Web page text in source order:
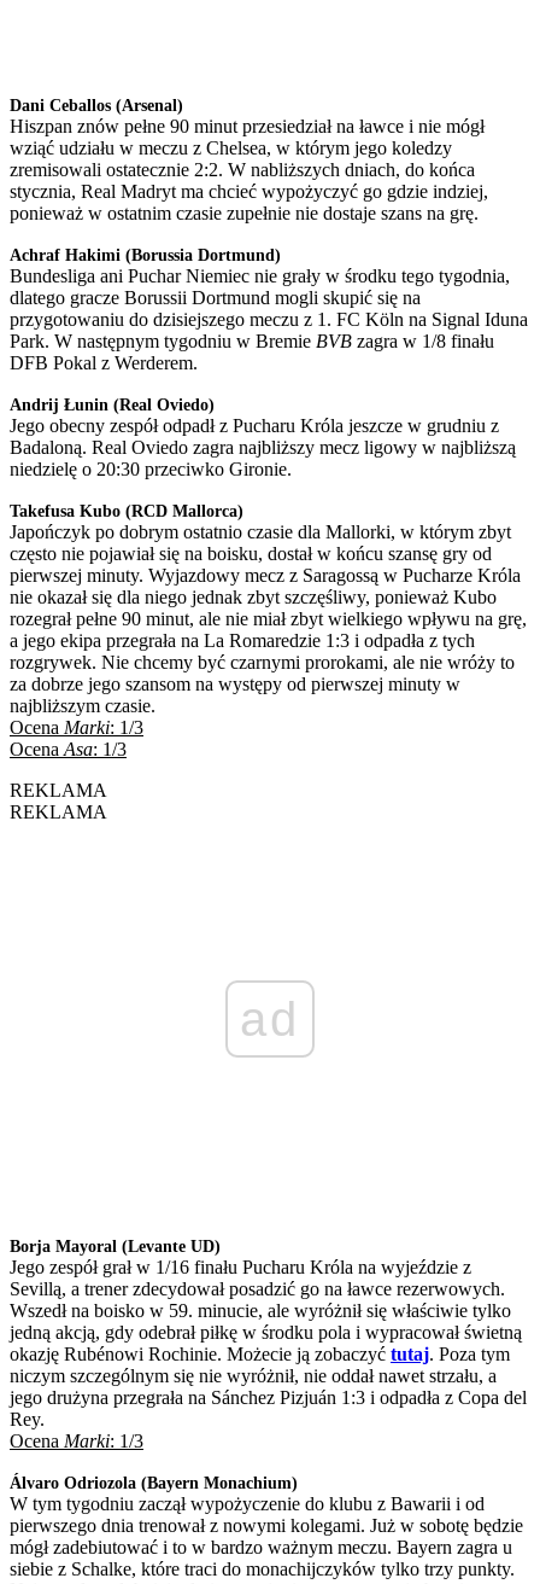
Dani Ceballos (Arsenal)
Hiszpan znów pełne 90 minut przesiedział na ławce i nie mógł
wziąć udziału w meczu z Chelsea, w którym jego koledzy
zremisowali ostatecznie 2:2. W nabliższych dniach, do końca
stycznia, Real Madryt ma chcieć wypożyczyć go gdzie indziej,
ponieważ w ostatnim czasie zupełnie nie dostaje szans na grę.
Achraf Hakimi (Borussia Dortmund)
Bundesliga ani Puchar Niemiec nie grały w środku tego tygodnia,
dlatego gracze Borussii Dortmund mogli skupić się na
przygotowaniu do dzisiejszego meczu z 1. FC Köln na Signal Iduna
Park. W następnym tygodniu w Bremie BVB zagra w 1/8 finału
DFB Pokal z Werderem.
Andrij Łunin (Real Oviedo)
Jego obecny zespół odpadł z Pucharu Króla jeszcze w grudniu z
Badaloną. Real Oviedo zagra najbliższy mecz ligowy w najbliższą
niedzielę o 20:30 przeciwko Gironie.
Takefusa Kubo (RCD Mallorca)
Japończyk po dobrym ostatnio czasie dla Mallorki, w którym zbyt
często nie pojawiał się na boisku, dostał w końcu szansę gry od
pierwszej minuty. Wyjazdowy mecz z Saragossą w Pucharze Króla
nie okazał się dla niego jednak zbyt szczęśliwy, ponieważ Kubo
rozegrał pełne 90 minut, ale nie miał zbyt wielkiego wpływu na grę,
a jego ekipa przegrała na La Romaredzie 1:3 i odpadła z tych
rozgrywek. Nie chcemy być czarnymi prorokami, ale nie wróży to
za dobrze jego szansom na występy od pierwszej minuty w
najbliższym czasie.
Ocena Marki: 1/3
Ocena Asa: 1/3
REKLAMA
REKLAMA
ad
Borja Mayoral (Levante UD)
Jego zespół grał w 1/16 finału Pucharu Króla na wyjeździe z
Sevillą, a trener zdecydował posadzić go na ławce rezerwowych.
Wszedł na boisko w 59. minucie, ale wyróżnił się właściwie tylko
jedną akcją, gdy odebrał piłkę w środku pola i wypracował świetną
okazję Rubénowi Rochinie. Możecie ją zobaczyć tutaj. Poza tym
niczym szczególnym się nie wyróżnił, nie oddał nawet strzału, a
jego drużyna przegrała na Sánchez Pizjuán 1:3 i odpadła z Copa del
Rey.
Ocena Marki: 1/3
Álvaro Odriozola (Bayern Monachium)
W tym tygodniu zaczął wypożyczenie do klubu z Bawarii i od
pierwszego dnia trenował z nowymi kolegami. Już w sobotę będzie
mógł zadebiutować i to w bardzo ważnym meczu. Bayern zagra u
siebie z Schalke, które traci do monachijczyków tylko trzy punkty.